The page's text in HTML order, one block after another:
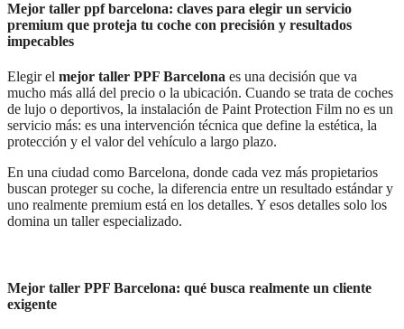
Mejor taller ppf barcelona: claves para elegir un servicio
premium que proteja tu coche con precisión y resultados
impecables
Elegir el mejor taller PPF Barcelona es una decisión que va
mucho más allá del precio o la ubicación. Cuando se trata de coches
de lujo o deportivos, la instalación de Paint Protection Film no es un
servicio más: es una intervención técnica que define la estética, la
protección y el valor del vehículo a largo plazo.
En una ciudad como Barcelona, donde cada vez más propietarios
buscan proteger su coche, la diferencia entre un resultado estándar y
uno realmente premium está en los detalles. Y esos detalles solo los
domina un taller especializado.
Mejor taller PPF Barcelona: qué busca realmente un cliente
exigente